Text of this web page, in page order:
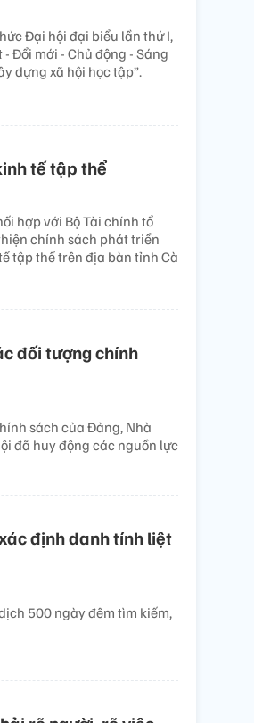
Đại hội đại biểu lần thứ I,
Đổi mới - Chủ động - Sáng
dựng xã hội học tập”.
tế tập thể
hợp với Bộ Tài chính tổ
chính sách phát triển
tập thể trên địa bàn tỉnh Cà
đối tượng chính
sách của Đảng, Nhà
đã huy động các nguồn lực
định danh tính liệt
500 ngày đêm tìm kiếm,